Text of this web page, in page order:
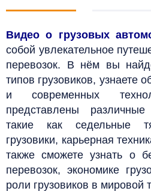
Видео о грузовых
собой увлекательное
перевозок. В нём вы
типов грузовиков, узнаете
и современных
представлены
такие как седельные
грузовики, карьерная
также сможете узнать о
перевозок, экономике
роли грузовиков в мировой